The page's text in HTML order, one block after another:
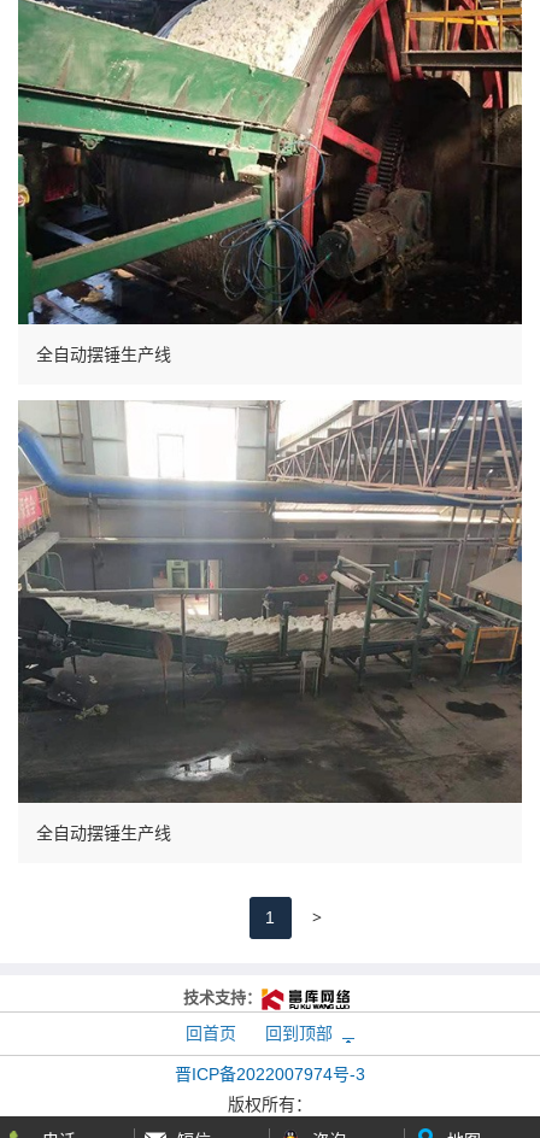
全自动摆锤生产线
全自动摆锤生产线
1 >
技术支持：
回首页 回到顶部
晋ICP备2022007974号-3
版权所有：